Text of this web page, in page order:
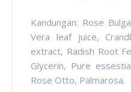
Kandungan: Rose
Vera leaf juice,
extract, Radish Root
Glycerin, Pure
Rose Otto, Palmarosa.